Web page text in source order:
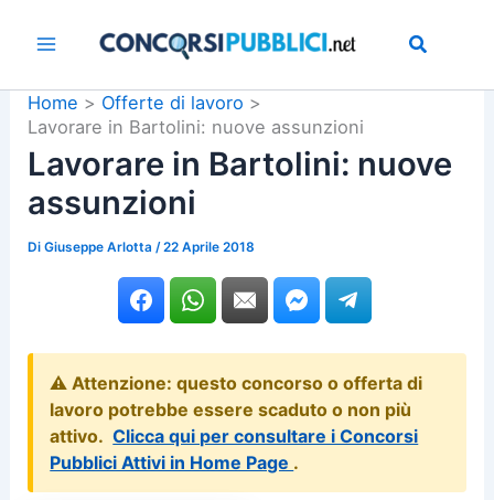
Home
Offerte di lavoro
Lavorare in Bartolini: nuove assunzioni
Lavorare in Bartolini: nuove
assunzioni
DiGiuseppe Arlotta /22 Aprile 2018
⚠️ Attenzione: questo concorso o offerta di
lavoro potrebbe essere scaduto o non più
attivo. Clicca qui per consultare i Concorsi
Pubblici Attivi in Home Page .